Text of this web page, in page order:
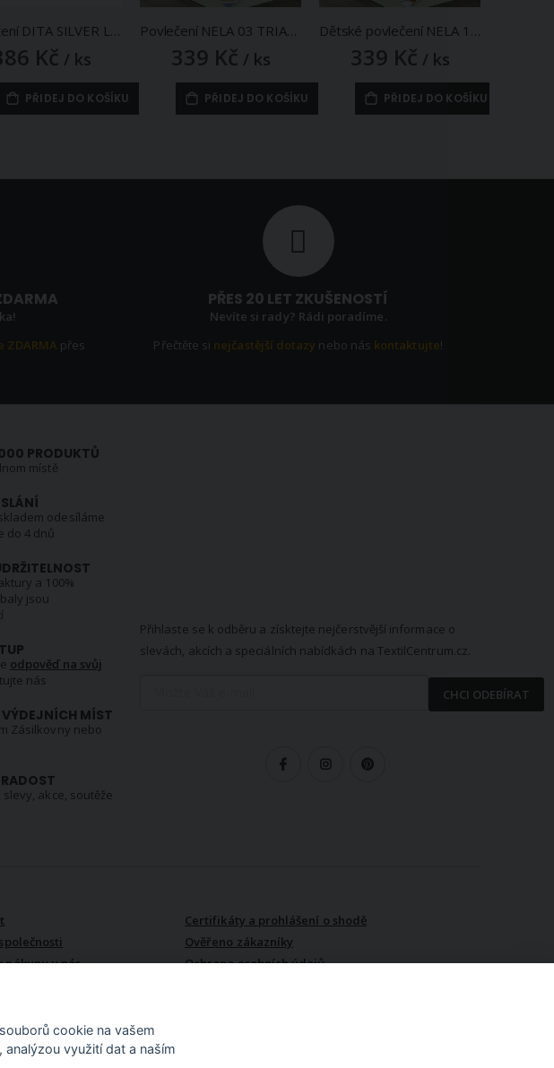
Povlečení DITA SILVER LEAFS listy na šedé, 3 dílné, bavlna hladká, 140x200cm + 70x90cm + 40x40cm
Kč / ks
PŘIDEJ DO KOŠÍKU
Povlečení NELA 03 TRIANGULO, modro-okrové trojúhelníky, bavlna hladká, 140x200cm + 70x90cm
339 Kč / ks
PŘIDEJ DO KOŠÍKU
Dětské povlečení NELA 11 LESANKA, lesní zvířátka na bílé, bavlna hladká, 140x200cm + 70x90cm
339 Kč / ks
PŘIDEJ DO KOŠÍKU
přes
PŘES 20 LET ZKUŠENOSTÍ
Nevíte si rady? Rádi poradíme.
Přečtěte si nejčastější dotazy nebo nás kontaktujte!
PRODUKTŮ
místě
odesíláme
do 4 dnů
a 100%
jsou
odpověď na svůj
nás
MÍST
Zásilkovny nebo
akce, soutěže
Přihlaste se k odběru a získtejte nejčerstvější informace o
slevách, akcích a speciálních nabídkách na TextilCentrum.cz.
CHCI ODEBÍRAT
nákupu u nás
Certifikáty a prohlášení o shodě
Ověřeno zákazníky
Ochrana osobních údajů
cookie na vašem
využití dat a naším